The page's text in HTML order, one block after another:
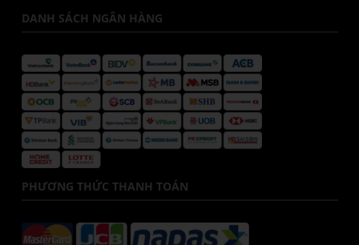
DANH SÁCH NGÂN HÀNG
PHƯƠNG THỨC THANH TOÁN